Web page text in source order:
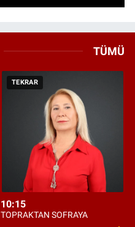
TÜMÜ
TEKRAR
10:15
TOPRAKTAN SOFRAYA